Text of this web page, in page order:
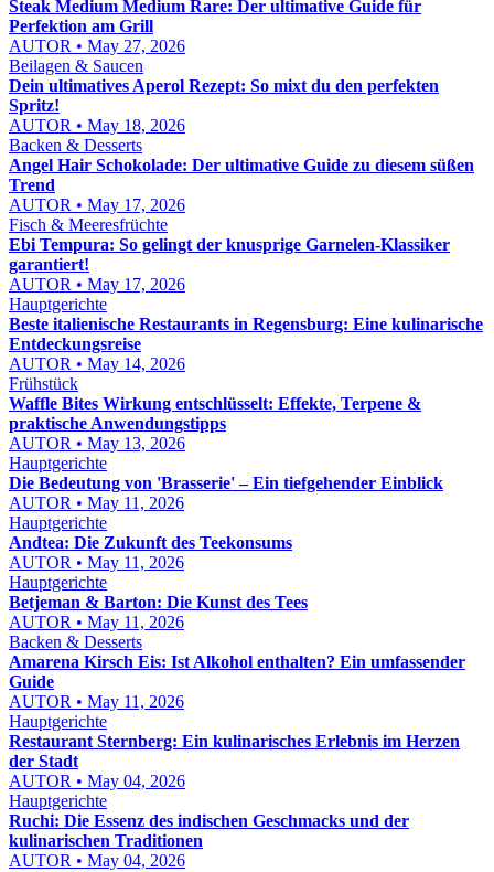
Steak Medium Medium Rare: Der ultimative Guide für
Perfektion am Grill
AUTOR • May 27, 2026
Beilagen & Saucen
Dein ultimatives Aperol Rezept: So mixt du den perfekten
Spritz!
AUTOR • May 18, 2026
Backen & Desserts
Angel Hair Schokolade: Der ultimative Guide zu diesem süßen
Trend
AUTOR • May 17, 2026
Fisch & Meeresfrüchte
Ebi Tempura: So gelingt der knusprige Garnelen-Klassiker
garantiert!
AUTOR • May 17, 2026
Hauptgerichte
Beste italienische Restaurants in Regensburg: Eine kulinarische
Entdeckungsreise
AUTOR • May 14, 2026
Frühstück
Waffle Bites Wirkung entschlüsselt: Effekte, Terpene &
praktische Anwendungstipps
AUTOR • May 13, 2026
Hauptgerichte
Die Bedeutung von 'Brasserie' – Ein tiefgehender Einblick
AUTOR • May 11, 2026
Hauptgerichte
Andtea: Die Zukunft des Teekonsums
AUTOR • May 11, 2026
Hauptgerichte
Betjeman & Barton: Die Kunst des Tees
AUTOR • May 11, 2026
Backen & Desserts
Amarena Kirsch Eis: Ist Alkohol enthalten? Ein umfassender
Guide
AUTOR • May 11, 2026
Hauptgerichte
Restaurant Sternberg: Ein kulinarisches Erlebnis im Herzen
der Stadt
AUTOR • May 04, 2026
Hauptgerichte
Ruchi: Die Essenz des indischen Geschmacks und der
kulinarischen Traditionen
AUTOR • May 04, 2026